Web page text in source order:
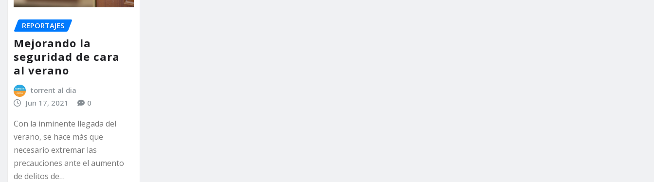
REPORTAJES
Mejorando la
seguridad de cara
al verano
torrent al dia
Jun 17, 2021
0
Con la inminente llegada del
verano, se hace más que
necesario extremar las
precauciones ante el aumento
de delitos de…